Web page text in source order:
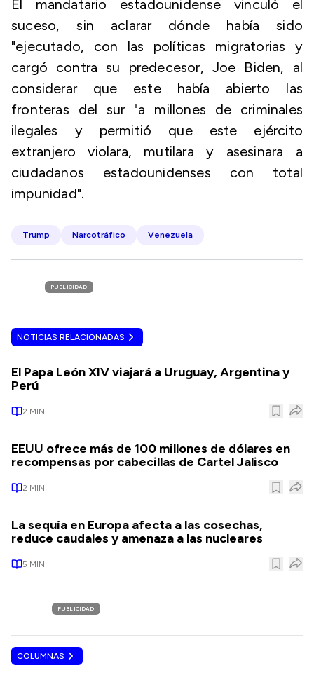
El mandatario estadounidense vinculó el
suceso, sin aclarar dónde había sido
"ejecutado, con las políticas migratorias y
cargó contra su predecesor, Joe Biden, al
considerar que este había abierto las
fronteras del sur "a millones de criminales
ilegales y permitió que este ejército
extranjero violara, mutilara y asesinara a
ciudadanos estadounidenses con total
impunidad".
Trump Narcotráfico Venezuela
PUBLICIDAD
NOTICIAS RELACIONADAS
El Papa León XIV viajará a Uruguay, Argentina y
Perú
2 MIN
EEUU ofrece más de 100 millones de dólares en
recompensas por cabecillas de Cartel Jalisco
2 MIN
La sequía en Europa afecta a las cosechas,
reduce caudales y amenaza a las nucleares
5 MIN
PUBLICIDAD
COLUMNAS